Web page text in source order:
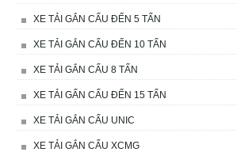
XE TẢI GẮN CẨU ĐẾN 5 TẤN
XE TẢI GẮN CẨU ĐẾN 10 TẤN
XE TẢI GẮN CẨU 8 TẤN
XE TẢI GẤN CẨU ĐẾN 15 TẤN
XE TẢI GẮN CẨU UNIC
XE TẢI GẮN CẨU XCMG